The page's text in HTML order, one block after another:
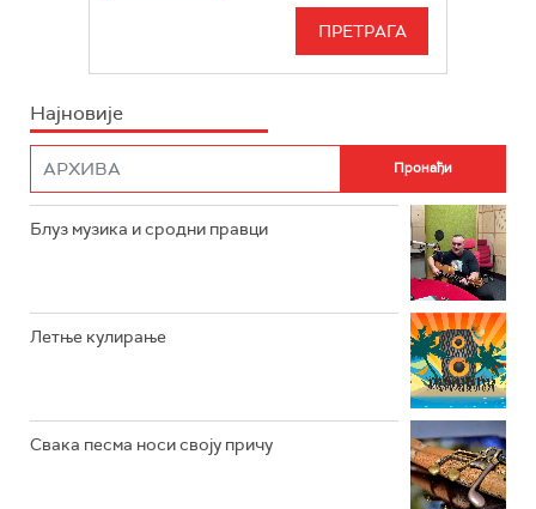
РАДИО БЕОГРАД 3
РАДИО РОКЕНРОЛЕР
РАДИО ЏЕЗЕР
Најновије
Блуз музика и сродни правци
Летње кулирање
Свака песма носи своју причу